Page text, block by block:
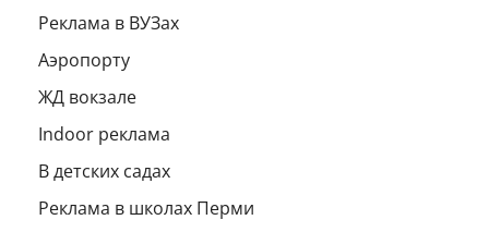
Реклама в ВУЗах
Аэропорту
ЖД вокзале
Indoor реклама
В детских садах
Реклама в школах Перми